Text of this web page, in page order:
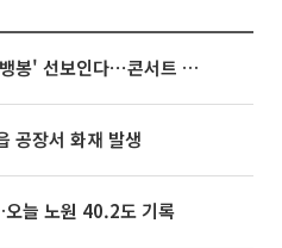
빅뱅, 20주년 기념 '새 뱅봉' 선보인다⋯콘서트 앞두고 팝업 개최
공장서 화재 발생
늘 노원 40.2도 기록